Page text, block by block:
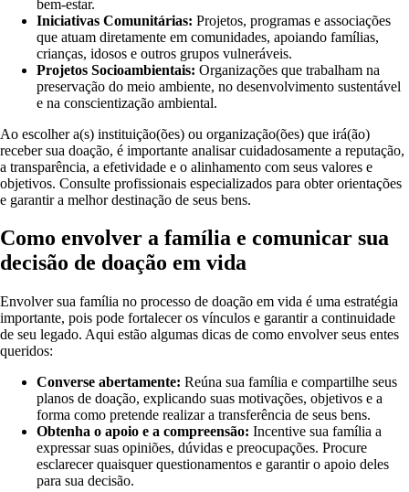
bem-estar.
Iniciativas Comunitárias: Projetos, programas e associações
que atuam diretamente em comunidades, apoiando famílias,
crianças, idosos e outros grupos vulneráveis.
Projetos Socioambientais: Organizações que trabalham na
preservação do meio ambiente, no desenvolvimento sustentável
e na conscientização ambiental.
Ao escolher a(s) instituição(ões) ou organização(ões) que irá(ão)
receber sua doação, é importante analisar cuidadosamente a reputação,
a transparência, a efetividade e o alinhamento com seus valores e
objetivos. Consulte profissionais especializados para obter orientações
e garantir a melhor destinação de seus bens.
Como envolver a família e comunicar sua
decisão de doação em vida
Envolver sua família no processo de doação em vida é uma estratégia
importante, pois pode fortalecer os vínculos e garantir a continuidade
de seu legado. Aqui estão algumas dicas de como envolver seus entes
queridos:
Converse abertamente: Reúna sua família e compartilhe seus
planos de doação, explicando suas motivações, objetivos e a
forma como pretende realizar a transferência de seus bens.
Obtenha o apoio e a compreensão: Incentive sua família a
expressar suas opiniões, dúvidas e preocupações. Procure
esclarecer quaisquer questionamentos e garantir o apoio deles
para sua decisão.